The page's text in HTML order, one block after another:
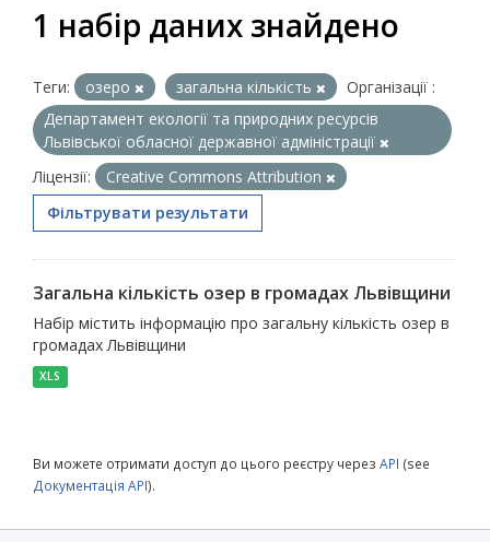
1 набір даних знайдено
Теги: озеро загальна кількість
Організації :
Департамент екології та природних ресурсів
Львівської обласної державної адміністрації
Ліцензії:
Creative Commons Attribution
Фільтрувати результати
Загальна кількість озер в громадах Львівщини
Набір містить інформацію про загальну кількість озер в
громадах Львівщини
XLS
Ви можете отримати доступ до цього реєстру через API (see
Документація API).